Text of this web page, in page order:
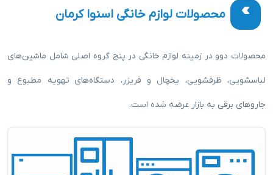
محصولات لوازم خانگی اسنوا کرمان
محصولات دوو در زمینه لوازم خانگی در پنج گروه اصلی شامل ماشین‌های
لباسشویی، ظرفشویی، یخچال و فریزر، دستگاه‌های تهویه مطبوع و
جاروهای برقی به بازار عرضه شده است.